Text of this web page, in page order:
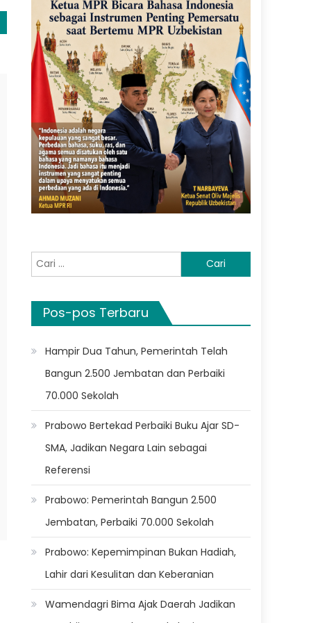
Cari
untuk:
Pos-pos Terbaru
Hampir Dua Tahun, Pemerintah Telah
Bangun 2.500 Jembatan dan Perbaiki
70.000 Sekolah
Prabowo Bertekad Perbaiki Buku Ajar SD-
SMA, Jadikan Negara Lain sebagai
Referensi
Prabowo: Pemerintah Bangun 2.500
Jembatan, Perbaiki 70.000 Sekolah
Prabowo: Kepemimpinan Bukan Hadiah,
Lahir dari Kesulitan dan Keberanian
Wamendagri Bima Ajak Daerah Jadikan